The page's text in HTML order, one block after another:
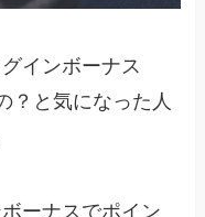
インボーナス
？と気になった人
ーナスでポイン